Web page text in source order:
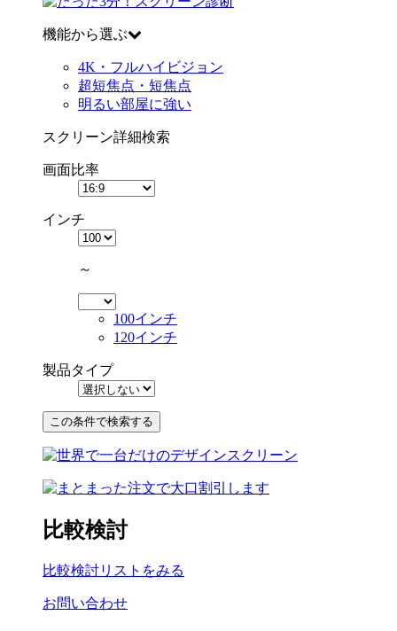
機能から選ぶ
4K・フルハイビジョン
超短焦点・短焦点
明るい部屋に強い
スクリーン詳細検索
画面比率
インチ
～
100インチ
120インチ
製品タイプ
比較検討
比較検討リストをみる
お問い合わせ